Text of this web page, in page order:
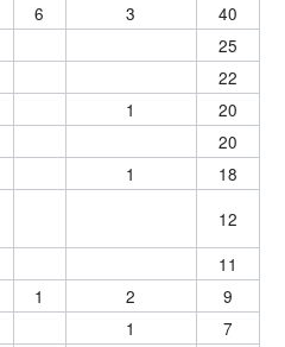
6 3 40
25
22
1 20
20
1 18
12
11
1 2 9
1 7